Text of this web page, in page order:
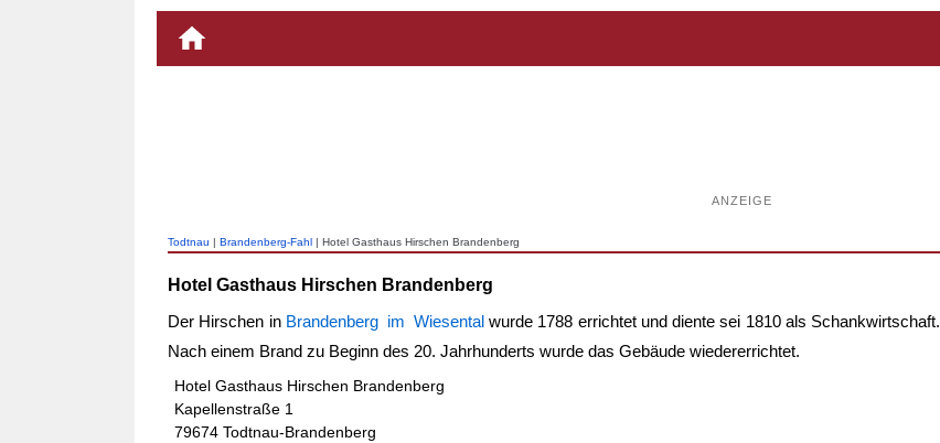
ANZEIGE
Todtnau | Brandenberg-Fahl | Hotel Gasthaus Hirschen Brandenberg
Hotel Gasthaus Hirschen Brandenberg
Der Hirschen in Brandenberg im Wiesentalwurde 1788 errichtet und diente sei 1810 als Schankwirtschaft.
Nach einem Brand zu Beginn des 20. Jahrhunderts wurde das Gebäude wiedererrichtet.
Hotel Gasthaus Hirschen Brandenberg
Kapellenstraße 1
79674 Todtnau-Brandenberg